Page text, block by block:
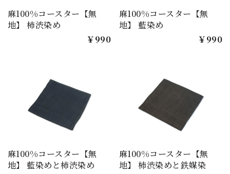
麻100%コースター【無
地】 柿渋染め
￥990
麻100%コースター【無
地】 藍染め
￥990
麻100%コースター【無
地】 藍染めと柿渋染め
麻100%コースター【無
地】 柿渋染めと鉄媒染